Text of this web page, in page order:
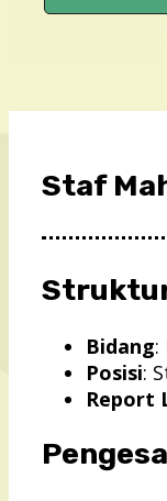
Staf
Bidang:
Posisi:
Report